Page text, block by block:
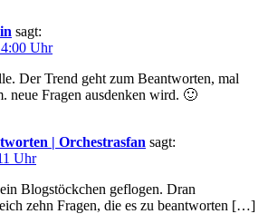
sagt:
Uhr
Der Trend geht zum Beantworten, mal
neue Fragen ausdenken wird. 🙂
| Orchestrasfan sagt:
Uhr
Blogstöckchen geflogen. Dran
zehn Fragen, die es zu beantworten […]